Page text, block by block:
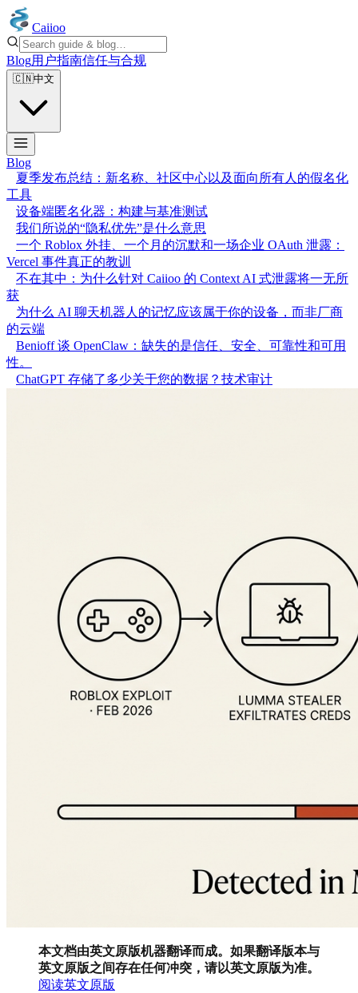
Caiioo
Blog用户指南信任与合规
🇨🇳中文
Blog
夏季发布总结：新名称、社区中心以及面向所有人的假名化
工具
设备端匿名化器：构建与基准测试
我们所说的“隐私优先”是什么意思
一个 Roblox 外挂、一个月的沉默和一场企业 OAuth 泄露：
Vercel 事件真正的教训
不在其中：为什么针对 Caiioo 的 Context AI 式泄露将一无所
获
为什么 AI 聊天机器人的记忆应该属于你的设备，而非厂商
的云端
Benioff 谈 OpenClaw：缺失的是信任、安全、可靠性和可用
性。
ChatGPT 存储了多少关于您的数据？技术审计
本文档由英文原版机器翻译而成。如果翻译版本与
英文原版之间存在任何冲突，请以英文原版为准。
阅读英文原版